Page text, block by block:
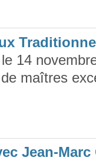
14
maîtres
Jean-Marc